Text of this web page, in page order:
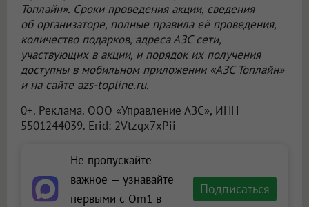
Топлайн». Сроки проведения акции, сведения
об организаторе, полные правила её проведения,
количество подарков, адреса АЗС сети,
участвующих в акции, и порядок их получения
доступны в мобильном приложении «АЗС Топлайн»
и на сайте azs-topline.ru.
0+. Реклама. ООО «Управление АЗС», ИНН
5501244039. Erid: 2Vtzqx7xPii
Не пропускайте
важное — узнавайте
первыми с Om1 в
Подписаться